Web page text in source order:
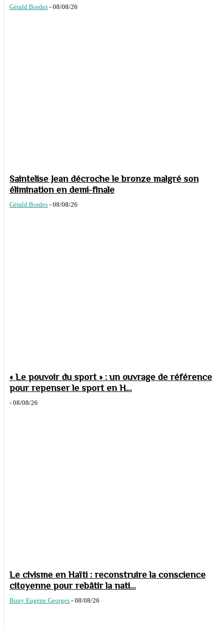
Gérald Bordes - 08/08/26
Saintelise Jean décroche le bronze malgré son
élimination en demi-finale
Gérald Bordes - 08/08/26
« Le pouvoir du sport » : un ouvrage de référence
pour repenser le sport en H...
- 08/08/26
Le civisme en Haïti : reconstruire la conscience
citoyenne pour rebâtir la nati...
Bony Eugène Georges - 08/08/26